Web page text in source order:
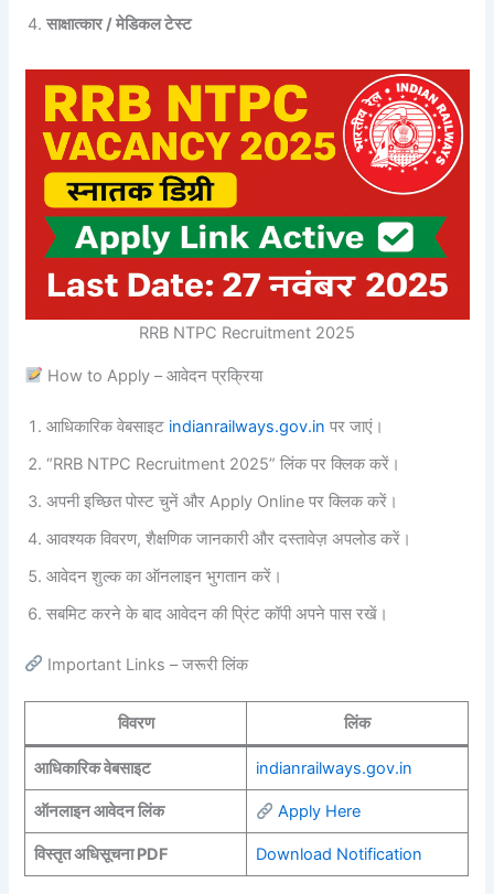
साक्षात्कार / मेडिकल टेस्ट
RRB NTPC Recruitment 2025
How to Apply – आवेदन प्रक्रिया
आधिकारिक वेबसाइट indianrailways.gov.in पर जाएं।
“RRB NTPC Recruitment 2025” लिंक पर क्लिक करें।
अपनी इच्छित पोस्ट चुनें और Apply Online पर क्लिक करें।
आवश्यक विवरण, शैक्षणिक जानकारी और दस्तावेज़ अपलोड करें।
आवेदन शुल्क का ऑनलाइन भुगतान करें।
सबमिट करने के बाद आवेदन की प्रिंट कॉपी अपने पास रखें।
Important Links – जरूरी लिंक
विवरण लिंक
आधिकारिक वेबसाइट indianrailways.gov.in
ऑनलाइन आवेदन लिंक Apply Here
विस्तृत अधिसूचना PDF Download Notification